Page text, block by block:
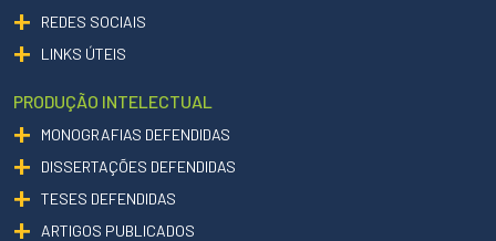
REDES SOCIAIS
LINKS ÚTEIS
PRODUÇÃO INTELECTUAL
MONOGRAFIAS DEFENDIDAS
DISSERTAÇÕES DEFENDIDAS
TESES DEFENDIDAS
ARTIGOS PUBLICADOS